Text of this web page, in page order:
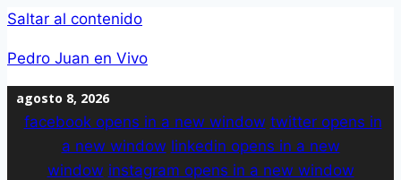
Saltar al contenido
Pedro Juan en Vivo
agosto 8, 2026
facebookopens in a new window twitteropens in
a new window linkedin opens in a new
window instagram opens in a new window